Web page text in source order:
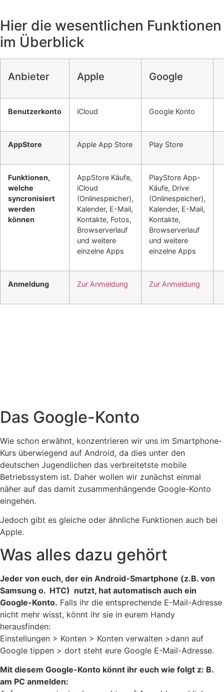
Hier die wesentlichen Funktionen
im Überblick
Anbieter Apple Google
Benutzerkonto iCloud Google Konto
AppStore Apple App Store Play Store
Funktionen,
welche
syncronisiert
werden
können
AppStore Käufe,
iCloud
(Onlinespeicher),
Kalender, E-Mail,
Kontakte, Fotos,
Browserverlauf
und weitere
einzelne Apps
PlayStore App-
Käufe, Drive
(Onlinespeicher),
Kalender, E-Mail,
Kontakte,
Browserverlauf
und weitere
einzelne Apps
Anmeldung Zur Anmeldung Zur Anmeldung
Das Google-Konto
Wie schon erwähnt, konzentrieren wir uns im Smartphone-
Kurs überwiegend auf Android, da dies unter den
deutschen Jugendlichen das verbreitetste mobile
Betriebssystem ist. Daher wollen wir zunächst einmal
näher auf das damit zusammenhängende Google-Konto
eingehen.
Jedoch gibt es gleiche oder ähnliche Funktionen auch bei
Apple.
Was alles dazu gehört
Jeder von euch, der ein Android-Smartphone (z.B. von
Samsung o. HTC) nutzt, hat automatisch auch ein
Google-Konto. Falls ihr die entsprechende E-Mail-Adresse
nicht mehr wisst, könnt ihr sie in eurem Handy
herausfinden:
Einstellungen > Konten > Konten verwalten >dann auf
Google tippen > dort steht eure Google E-Mail-Adresse.
Mit diesem Google-Konto könnt ihr euch wie folgt z: B.
am PC anmelden: